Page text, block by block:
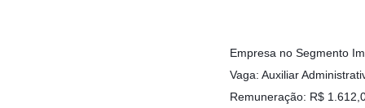
Empresa no Segmento
Vaga: Auxiliar
Remuneração: R$